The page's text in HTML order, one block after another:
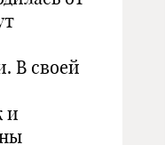
В своей
и